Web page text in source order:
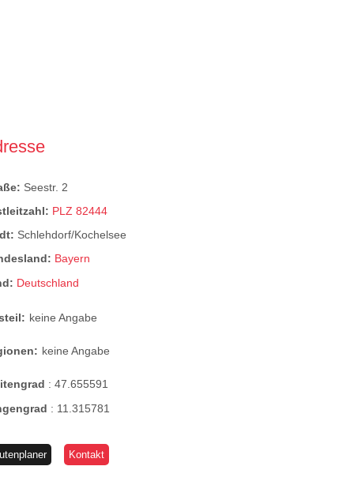
Seestr. 2
PLZ 82444
Schlehdorf/Kochelsee
Bayern
Deutschland
keine Angabe
keine Angabe
:47.655591
: 11.315781
Kontakt